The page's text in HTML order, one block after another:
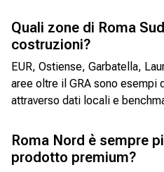
Quali zone di Roma
costruzioni?
EUR, Ostiense, Garbatella,
aree oltre il GRA sono esempi
attraverso dati locali e
Roma Nord è sempre
prodotto premium?